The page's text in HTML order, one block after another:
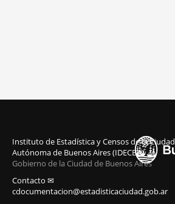
Instituto de Estadística y Censos de la Ciudad
Autónoma de Buenos Aires (IDECBA)
Gobierno de la Ciudad de Buenos Aires
Contacto ✉
cdocumentacion@estadisticaciudad.gob.ar